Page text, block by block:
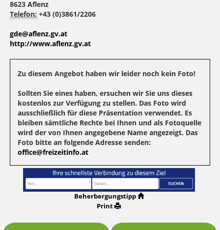
8623 Aflenz
Telefon: +43 (0)3861/2206
gde@aflenz.gv.at
http://www.aflenz.gv.at
Zu diesem Angebot haben wir leider noch kein Foto!
Sollten Sie eines haben, ersuchen wir Sie uns dieses
kostenlos zur Verfügung zu stellen. Das Foto wird
ausschließlich für diese Präsentation verwendet. Es
bleiben sämtliche Rechte bei Ihnen und als Fotoquelle
wird der von Ihnen angegebene Name angezeigt. Das
Foto bitte an folgende Adresse senden:
office@freizeitinfo.at
Beherbergungstipp
Print